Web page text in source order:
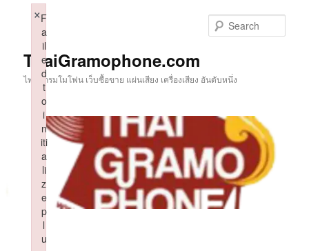
ThaiGramophone.com
ไทยแกรมโมโฟน เว็บซื้อขาย แผ่นเสียง เครื่องเสียง อันดับหนึ่ง
F
a
il
e
d
t
o
i
n
iti
a
li
z
e
p
l
u
×